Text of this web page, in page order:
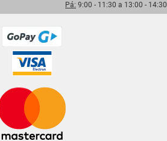
Pá: 9:00 - 11:30 a 13:00 - 14:30